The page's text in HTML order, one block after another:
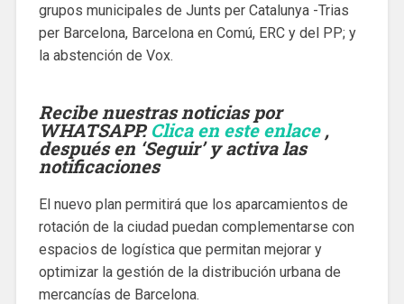
grupos municipales de Junts per Catalunya -Trias
per Barcelona, Barcelona en Comú, ERC y del PP; y
la abstención de Vox.
Recibe nuestras noticias por
WHATSAPP. Clica en este enlace,
después en ‘Seguir’ y activa las
notificaciones
El nuevo plan permitirá que los aparcamientos de
rotación de la ciudad puedan complementarse con
espacios de logística que permitan mejorar y
optimizar la gestión de la distribución urbana de
mercancías de Barcelona.